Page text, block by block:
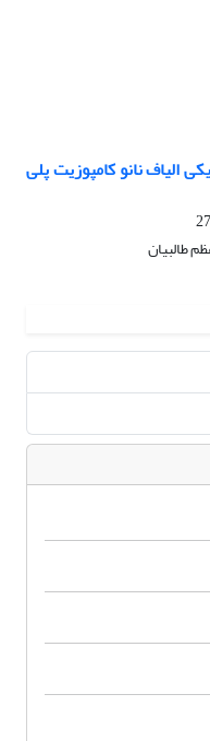
الیاف نانو کامپوزیت پلی
طالبیان